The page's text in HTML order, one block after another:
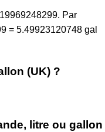
Par
= 5.49923120748 gal
(UK) ?
litre ou gallon